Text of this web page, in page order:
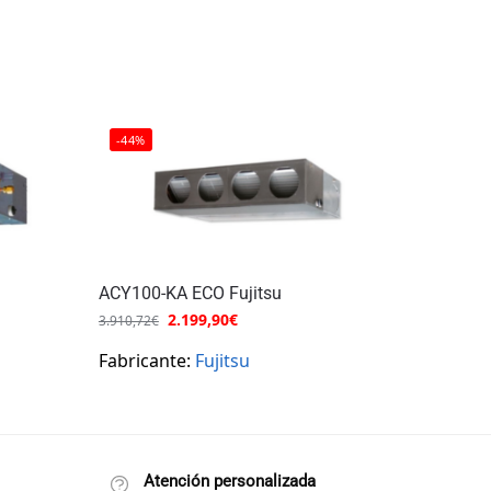
-44%
ACY100-KA ECO Fujitsu
3.910,72€ 2.199,90€
Fabricante: Fujitsu
Atención personalizada